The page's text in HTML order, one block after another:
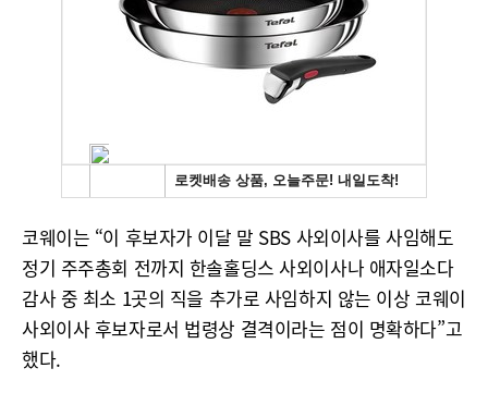
코웨이는 “이 후보자가 이달 말 SBS 사외이사를 사임해도
정기 주주총회 전까지 한솔홀딩스 사외이사나 애자일소다
감사 중 최소 1곳의 직을 추가로 사임하지 않는 이상 코웨이
사외이사 후보자로서 법령상 결격이라는 점이 명확하다”고
했다.